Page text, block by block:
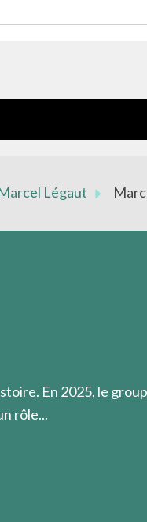
Légaut
de Jésus-Christ
En 2025, le
rôle...